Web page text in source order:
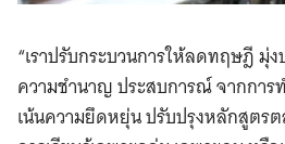
“เราปรับกระบวนการให้ลดทฤษฎี มุ่
ความชำนาญ ประสบการณ์ จากการ
เน้นความยึดหยุ่น ปรับปรุงหลักสูตรต